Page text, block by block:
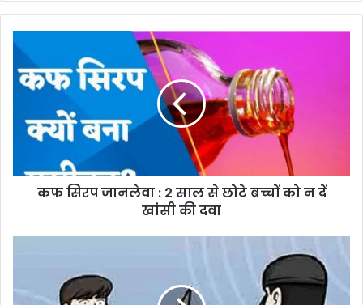
कफ सिरप जानलेवा : 2 साल से छोटे बच्चों को न दें
खांसी की दवा